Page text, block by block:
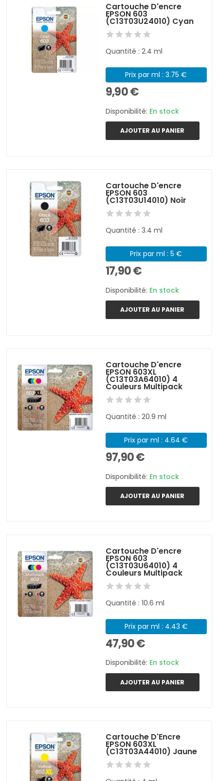
Cartouche D'encre
EPSON 603
(C13T03U24010) Cyan
Quantité : 2.4 ml
Prix par ml : 3.75 €
9,90 €
Disponibilité: En stock
AJOUTER AU PANIER
Cartouche D'encre
EPSON 603
(C13T03U14010) Noir
Quantité : 3.4 ml
Prix par ml : 5 €
17,90 €
Disponibilité: En stock
AJOUTER AU PANIER
Cartouche D'encre
EPSON 603XL
(C13T03A64010) 4
Couleurs Multipack
Quantité : 20.9 ml
Prix par ml : 4.64 €
97,90 €
Disponibilité: En stock
AJOUTER AU PANIER
Cartouche D'encre
EPSON 603
(C13T03U64010) 4
Couleurs Multipack
Quantité : 10.6 ml
Prix par ml : 4.43 €
47,90 €
Disponibilité: En stock
AJOUTER AU PANIER
Cartouche D'Encre
EPSON 603XL
(C13T03A44010) Jaune